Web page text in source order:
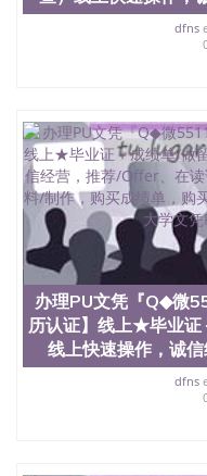
二、办理流程： 1、
定金下单； 3、公司
4、电子图做好发给
品部做成品； 6、成
留服真实存档可查，
（使馆认证），使馆
真实可查认证办理，
流程农业科学院、艺
院、地球及物质科学
与人类发展学院、信
护理学院、科学学院
前十名，工学院排名
约大学为学生们提供
专业课程包括：会计
程、经济、医学、护
学、美术、电子工程
制、历史、电气工程
理、材料科学、机械
学、化学、英语、社
dfns
办理PU文凭『Q◆微
历认证】线上★毕业证
线上快速操作，诚
dfns